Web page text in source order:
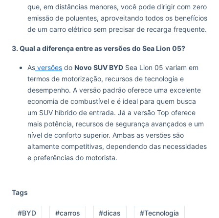
que, em distâncias menores, você pode dirigir com zero
emissão de poluentes, aproveitando todos os benefícios
de um carro elétrico sem precisar de recarga frequente.
3. Qual a diferença entre as versões do Sea Lion 05?
As versões do Novo SUV BYD Sea Lion 05 variam em
termos de motorização, recursos de tecnologia e
desempenho. A versão padrão oferece uma excelente
economia de combustível e é ideal para quem busca
um SUV híbrido de entrada. Já a versão Top oferece
mais potência, recursos de segurança avançados e um
nível de conforto superior. Ambas as versões são
altamente competitivas, dependendo das necessidades
e preferências do motorista.
Tags
#BYD #carros #dicas #Tecnologia